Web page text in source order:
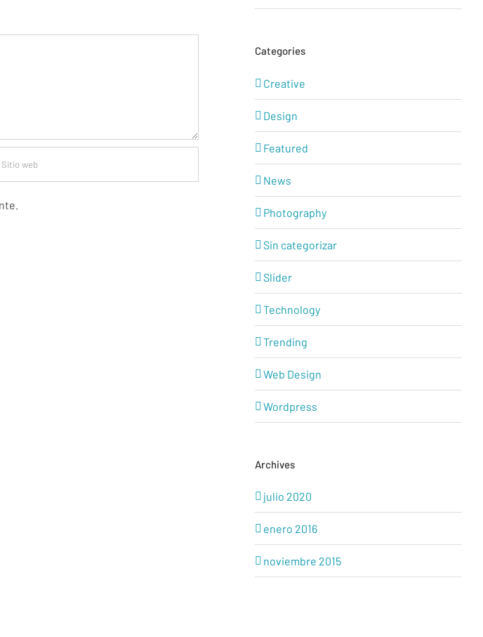
Categories
Creative
Design
Featured
News
Photography
Sin categorizar
Slider
Technology
Trending
Web Design
Wordpress
Archives
julio 2020
enero 2016
noviembre 2015